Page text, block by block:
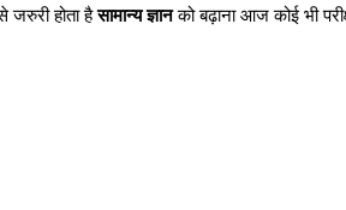
जरुरी होता हैसामान्य ज्ञानको बढ़ाना आज कोई भी